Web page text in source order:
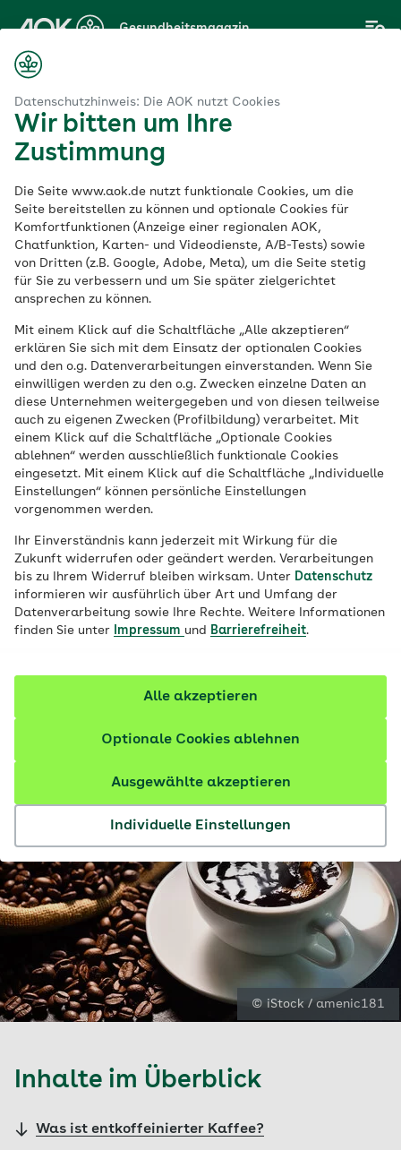
Datenschutzhinweis: Die AOK nutzt Cookies
Wir bitten um Ihre
Zustimmung
Die Seite www.aok.de nutzt funktionale Cookies, um die
Seite bereitstellen zu können und optionale Cookies für
Komfortfunktionen (Anzeige einer regionalen AOK,
Chatfunktion, Karten- und Videodienste, A/B-Tests) sowie
von Dritten (z.B. Google, Adobe, Meta), um die Seite stetig
für Sie zu verbessern und um Sie später zielgerichtet
ansprechen zu können.
Mit einem Klick auf die Schaltfläche „Alle akzeptieren“
erklären Sie sich mit dem Einsatz der optionalen Cookies
und den o.g. Datenverarbeitungen einverstanden. Wenn Sie
einwilligen werden zu den o.g. Zwecken einzelne Daten an
diese Unternehmen weitergegeben und von diesen teilweise
auch zu eigenen Zwecken (Profilbildung) verarbeitet. Mit
einem Klick auf die Schaltfläche „Optionale Cookies
ablehnen“ werden ausschließlich funktionale Cookies
eingesetzt. Mit einem Klick auf die Schaltfläche „Individuelle
Einstellungen“ können persönliche Einstellungen
vorgenommen werden.
Ihr Einverständnis kann jederzeit mit Wirkung für die
Zukunft widerrufen oder geändert werden. Verarbeitungen
bis zu Ihrem Widerruf bleiben wirksam. Unter Datenschutz
informieren wir ausführlich über Art und Umfang der
Datenverarbeitung sowie Ihre Rechte. Weitere Informationen
finden Sie unter
Impressum und Barrierefreiheit.
Individuelle Einstellungen
Ausgewählte akzeptieren
Optionale Cookies ablehnen
Alle akzeptieren
Hauptinhalt
springen
Gesundheitsmagazin
Entkoffeinierter
Kaffee: ein
bedenkenloser
Genuss?
Veröffentlicht am:
09.01.2025 aktualisiert am 14.08.2025
5 Minuten Lesedauer
Wer empfindlich auf Koffein reagiert, kann
zu entkoffeiniertem Kaffee greifen. Beim
jedoch zum Teil Chemikalien zum Einsatz,
die möglicherweise krebserregend sind.
Welche Verfahren als unbedenklich gelten.
© iStock / amenic181
Inhalte im Überblick
Was ist entkoffeinierter Kaffee?